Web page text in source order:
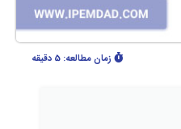
زمان مطالعه: 5 دقیقه